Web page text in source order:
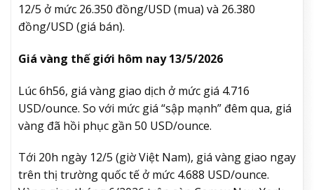
12/5 ở mức 26.350 đồng/USD (mua) và 26.380
đồng/USD (giá bán).
Giá vàng thế giới hôm nay 13/5/2026
Lúc 6h56, giá vàng giao dịch ở mức giá 4.716
USD/ounce. So với mức giá “sập mạnh” đêm qua, giá
vàng đã hồi phục gần 50 USD/ounce.
Tới 20h ngày 12/5 (giờ Việt Nam), giá vàng giao ngay
trên thị trường quốc tế ở mức 4.688 USD/ounce.